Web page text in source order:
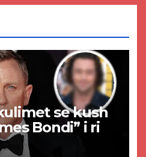
se kush
Bondi” i ri